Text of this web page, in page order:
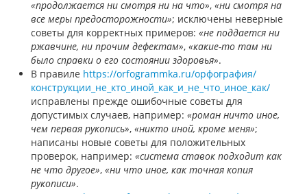
«продолжается ни смотря ни на что», «ни смотря на
все меры предосторожности»; исключены неверные
советы для корректных примеров: «не поддается ни
ржавчине, ни прочим дефектам», «какие-то там ни
было справки о его состоянии здоровья».
В правиле https://orfogrammka.ru/орфография/
конструкции_не_кто_иной_как_и_не_что_иное_как/
исправлены прежде ошибочные советы для
допустимых случаев, например: «роман ничто иное,
чем первая рукопись», «никто иной, кроме меня»;
написаны новые советы для положительных
проверок, например: «система ставок подходит как
не что другое», «ни что иное, как точная копия
рукописи».